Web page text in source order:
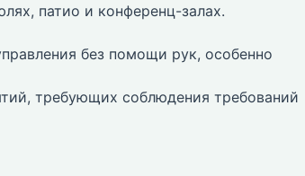
патио и конференц-залах.
без помощи рук, особенно
требующих соблюдения требований